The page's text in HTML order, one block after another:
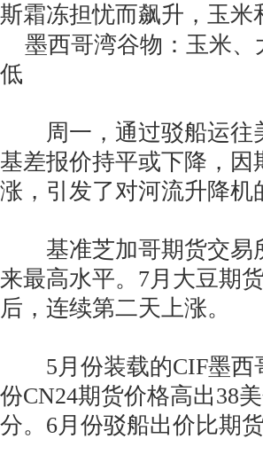
斯霜冻担忧而飙升，玉米
墨西哥湾谷物：玉米、
低
周一，通过驳船运往
基差报价持平或下降，
涨，引发了对河流升降机
基准芝加哥期货交易
来最高水平。7月大豆期
后，连续第二天上涨。
5月份装载的CIF墨西
份CN24期货价格高出38
分。6月份驳船出价比期